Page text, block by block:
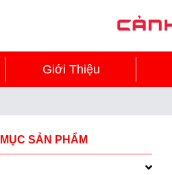
Giới Thiệu
SẢN PHẨM